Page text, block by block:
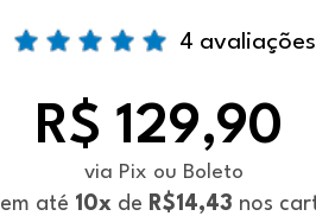
4 avaliações
R$ 129,90
via Pix ou Boleto
em até 10xde R$14,43 nos